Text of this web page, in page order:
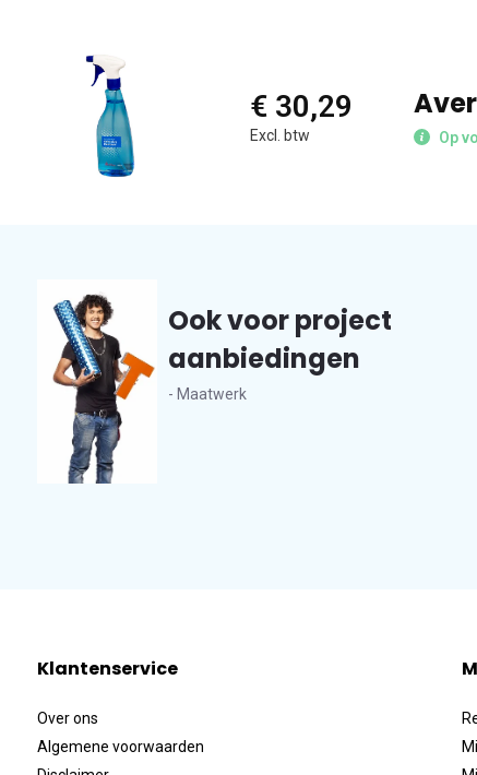
€ 30,29
Excl. btw Op
Ook voor project
aanbiedingen
- Maatwerk
Klantenservice
Over ons
Algemene voorwaarden